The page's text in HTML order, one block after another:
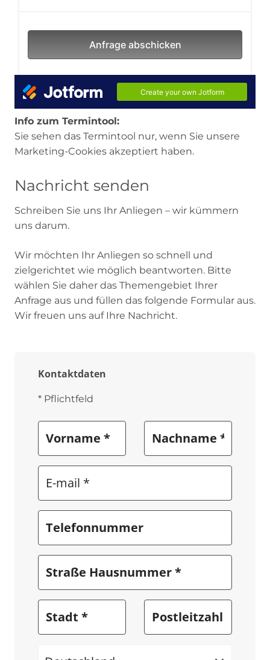
Info zum Termintool:
Sie sehen das Termintool nur, wenn Sie unsere
Marketing-Cookies akzeptiert haben.
Nachricht senden
Schreiben Sie uns Ihr Anliegen – wir kümmern
uns darum.
Wir möchten Ihr Anliegen so schnell und
zielgerichtet wie möglich beantworten. Bitte
wählen Sie daher das Themengebiet Ihrer
Anfrage aus und füllen das folgende Formular aus.
Wir freuen uns auf Ihre Nachricht.
Kontaktdaten
* Pflichtfeld